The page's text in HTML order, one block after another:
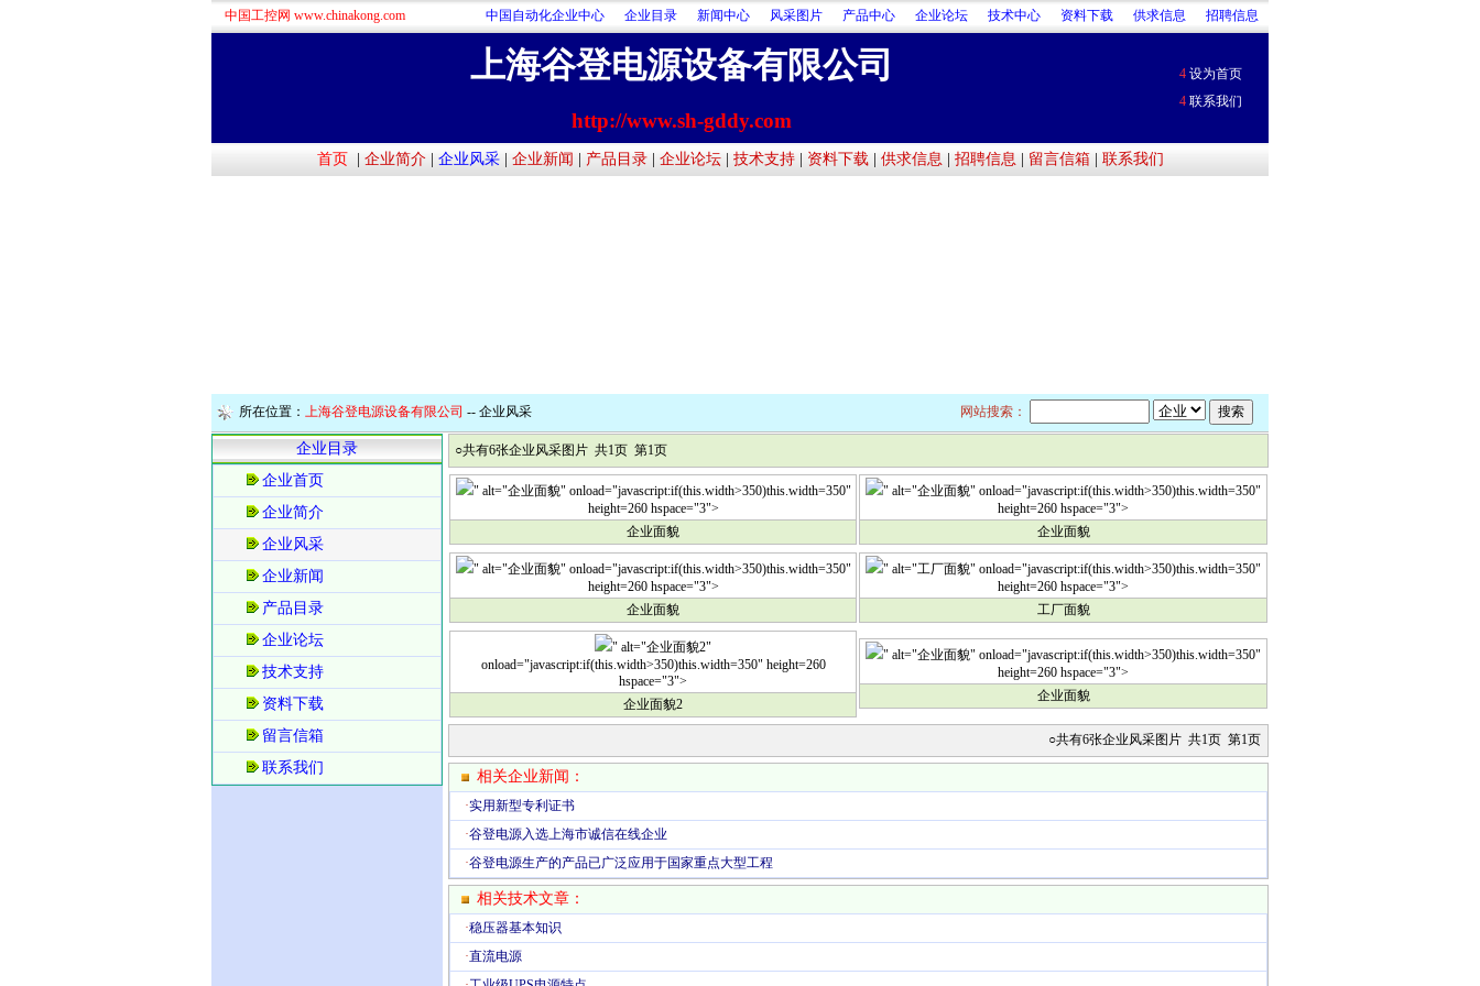
中国工控网 www.chinakong.com 中国自动化企业中心 企业目录 新闻中心 风采图片 产品中心 企业论坛 技术中心 资料下载 供求信息 招聘信息
上海谷登电源设备有限公司
http://www.sh-gddy.com
4 设为首页
4 联系我们
首页 企业简介| 企业风采| 企业新闻 产品目录| 企业论坛| 技术支持| 资料下载| 供求信息 招聘信息 留言信箱| 联系我们
所在位置： 上海谷登电源设备有限公司 -- 企业风采 网站搜索：
企业目录
企业首页
企业简介
企业风采
企业新闻
产品目录
企业论坛
技术支持
资料下载
留言信箱
联系我们
○共有6张企业风采图片 共1页 第1页
" alt="企业面貌" onload="javascript:if(this.width>350)this.width=350"
height=260 hspace="3">
企业面貌
" alt="企业面貌" onload="javascript:if(this.width>350)this.width=350"
height=260 hspace="3">
企业面貌
" alt="企业面貌" onload="javascript:if(this.width>350)this.width=350"
height=260 hspace="3">
企业面貌
" alt="工厂面貌" onload="javascript:if(this.width>350)this.width=350"
height=260 hspace="3">
工厂面貌
" alt="企业面貌2"
onload="javascript:if(this.width>350)this.width=350" height=260
hspace="3">
企业面貌2
" alt="企业面貌" onload="javascript:if(this.width>350)this.width=350"
height=260 hspace="3">
企业面貌
○共有6张企业风采图片 共1页 第1页
相关企业新闻：
·实用新型专利证书
·谷登电源入选上海市诚信在线企业
·谷登电源生产的产品已广泛应用于国家重点大型工程
相关技术文章：
·稳压器基本知识
·直流电源